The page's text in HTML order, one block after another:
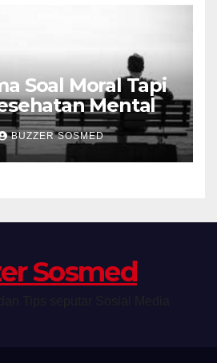
Soal Moral Tapi
Mental
BUZZER SOSMED
Sosmed